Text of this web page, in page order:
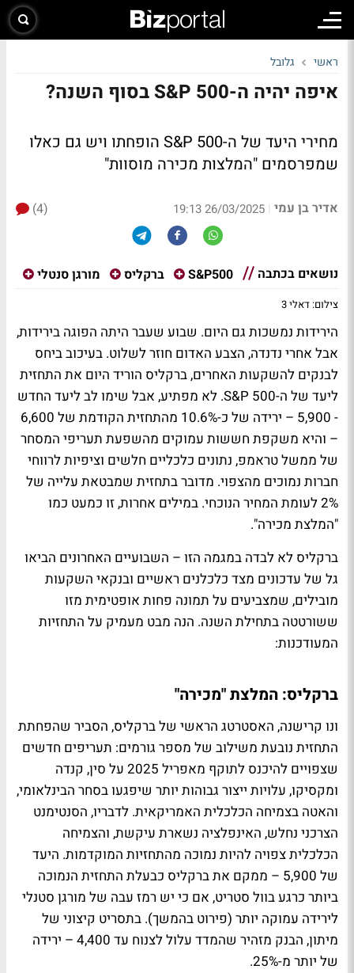
ראשי גלובל
איפה יהיה ה-S&P 500 בסוף השנה?
מחירי היעד של ה-S&P 500 הופחתו ויש גם כאלו
שמפרסמים "המלצות מכירה מוסוות"
אדיר בן עמי |
26/03/2025 19:13
(4)
נושאים בכתבה S&P500 ברקליס מורגן סנטלי
צילום: דאלי 3
הירידות נמשכות גם היום. שבוע שעבר היתה הפוגה בירידות,
אבל אחרי נדנדה, הצבע האדום חוזר לשלוט. בעיכוב ביחס
לבנקים להשקעות האחרים, ברקליס הוריד היום את התחזית
ליעד של ה-S&P 500. לא מפתיע, אבל שימו לב ליעד החדש
- 5,900 – ירידה של כ-10.6% מהתחזית הקודמת של 6,600
– והיא משקפת חששות עמוקים מהשפעת תעריפי המסחר
של ממשל טראמפ, נתונים כלכליים חלשים וציפיות לרווחי
חברות נמוכים מהצפוי. מדובר בתחזית שמבטאת עלייה של
2% לעומת המחיר הנוכחי. במילים אחרות, זו כמעט כמו
"המלצת מכירה".
ברקליס לא לבדה במגמה הזו – השבועיים האחרונים הביאו
גל של עדכונים מצד כלכלנים ראשיים ובנקאי השקעות
מובילים, שמצביעים על תמונה פחות אופטימית מזו
ששורטטה בתחילת השנה. הנה מבט מעמיק על התחזיות
המעודכנות:
ברקליס: המלצת "מכירה"
ונו קרישנה, האסטרטג הראשי של ברקליס, הסביר שהפחתת
התחזית נובעת משילוב של מספר גורמים: תעריפים חדשים
שצפויים להיכנס לתוקף מאפריל 2025 על סין, קנדה
ומקסיקו, עלויות ייצור גבוהות יותר שיפגעו בסחר הבינלאומי,
והאטה בצמיחה הכלכלית האמריקאית. לדבריו, הסנטימנט
הצרכני נחלש, האינפלציה נשארת עיקשת, והצמיחה
הכלכלית צפויה להיות נמוכה מהתחזיות המוקדמות. היעד
של 5,900 – ממקם את ברקליס כבעלת התחזית הנמוכה
ביותר כרגע בוול סטריט, אם כי יש רמז עבה של מורגן סטנלי
לירידה עמוקה יותר (פירוט בהמשך). בתסריט קיצוני של
מיתון, הבנק מזהיר שהמדד עלול לצנוח עד 4,400 – ירידה
של יותר מ-25%.